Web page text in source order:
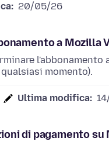
20/05/26
a Mozilla
momento).
Ultima modifica:
di pagamento su